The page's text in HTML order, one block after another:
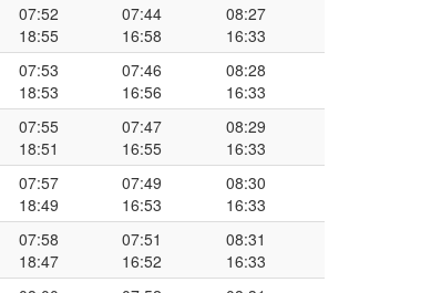
07:52
18:55
07:44
16:58
08:27
16:33
07:53
18:53
07:46
16:56
08:28
16:33
07:55
18:51
07:47
16:55
08:29
16:33
07:57
18:49
07:49
16:53
08:30
16:33
07:58
18:47
07:51
16:52
08:31
16:33